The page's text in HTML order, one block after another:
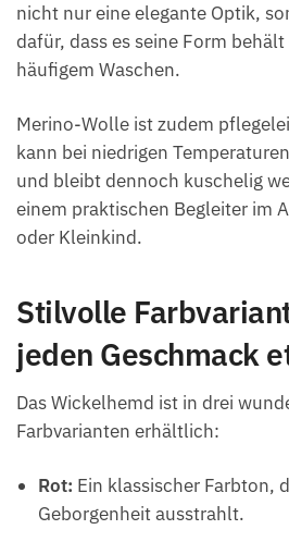
nicht nur eine elegante Optik,
dafür, dass es seine Form
häufigem Waschen.
Merino-Wolle ist zudem
kann bei niedrigen
und bleibt dennoch kuschelig
einem praktischen Begleiter im
oder Kleinkind.
Stilvolle
jeden Geschmack
Das Wickelhemd ist in drei
Farbvarianten erhältlich:
Rot: Ein klassischer Farbton,
Geborgenheit ausstrahlt.